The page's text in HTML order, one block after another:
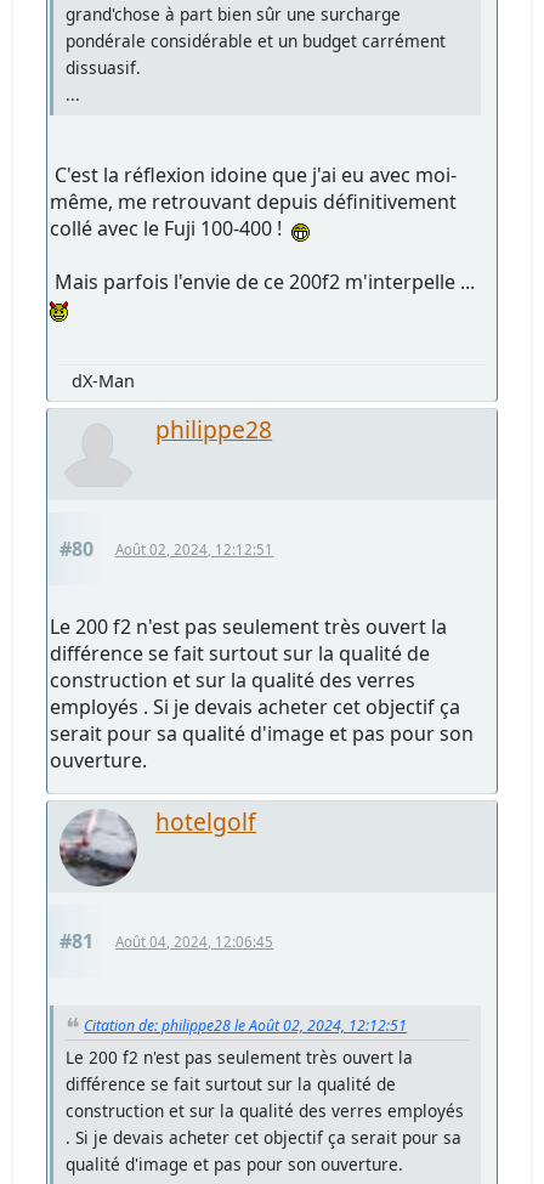
grand'chose à part bien sûr une surcharge
pondérale considérable et un budget carrément
dissuasif.
...
C'est la réflexion idoine que j'ai eu avec moi-
même, me retrouvant depuis définitivement
collé avec le Fuji 100-400 !
Mais parfois l'envie de ce 200f2 m'interpelle ...
dX-Man
philippe28
#80 Août 02, 2024, 12:12:51
Le 200 f2 n'est pas seulement très ouvert la
différence se fait surtout sur la qualité de
construction et sur la qualité des verres
employés . Si je devais acheter cet objectif ça
serait pour sa qualité d'image et pas pour son
ouverture.
hotelgolf
#81 Août 04, 2024, 12:06:45
Citation de: philippe28 le Août 02, 2024, 12:12:51
Le 200 f2 n'est pas seulement très ouvert la
différence se fait surtout sur la qualité de
construction et sur la qualité des verres employés
. Si je devais acheter cet objectif ça serait pour sa
qualité d'image et pas pour son ouverture.